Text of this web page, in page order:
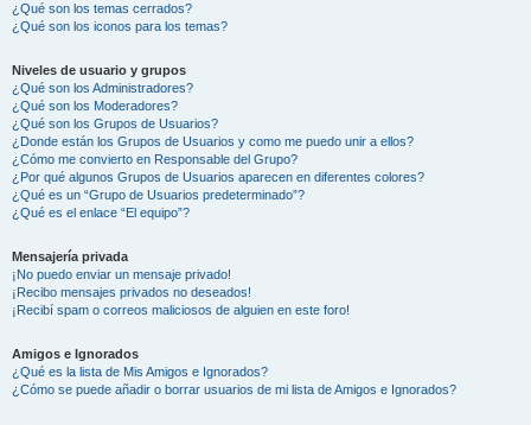
¿Qué son los temas cerrados?
¿Qué son los iconos para los temas?
Niveles de usuario y grupos
¿Qué son los Administradores?
¿Qué son los Moderadores?
¿Qué son los Grupos de Usuarios?
¿Donde están los Grupos de Usuarios y como me puedo unir a ellos?
¿Cómo me convierto en Responsable del Grupo?
¿Por qué algunos Grupos de Usuarios aparecen en diferentes colores?
¿Qué es un “Grupo de Usuarios predeterminado”?
¿Qué es el enlace “El equipo”?
Mensajería privada
¡No puedo enviar un mensaje privado!
¡Recibo mensajes privados no deseados!
¡Recibí spam o correos maliciosos de alguien en este foro!
Amigos e Ignorados
¿Qué es la lista de Mis Amigos e Ignorados?
¿Cómo se puede añadir o borrar usuarios de mi lista de Amigos e Ignorados?